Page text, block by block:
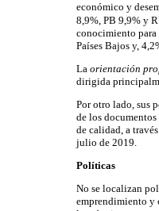
económico y
8,9%, PB 9,9% y
conocimiento para
Países Bajos y,
La orientación
dirigida
Por otro lado, sus
de los
de calidad, a
julio de 2019.
Políticas
No se localizan
emprendimiento y